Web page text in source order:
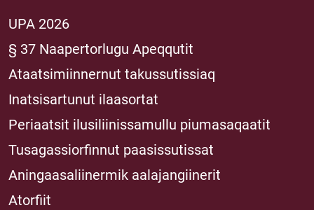
UPA 2026
§ 37 Naapertorlugu Apeqqutit
Ataatsimiinnernut takussutissiaq
Inatsisartunut ilaasortat
Periaatsit ilusiliinissamullu piumasaqaatit
Tusagassiorfinnut paasissutissat
Aningaasaliinermik aalajangiinerit
Atorfiit